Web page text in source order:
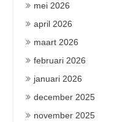
mei 2026
april 2026
maart 2026
februari 2026
januari 2026
december 2025
november 2025